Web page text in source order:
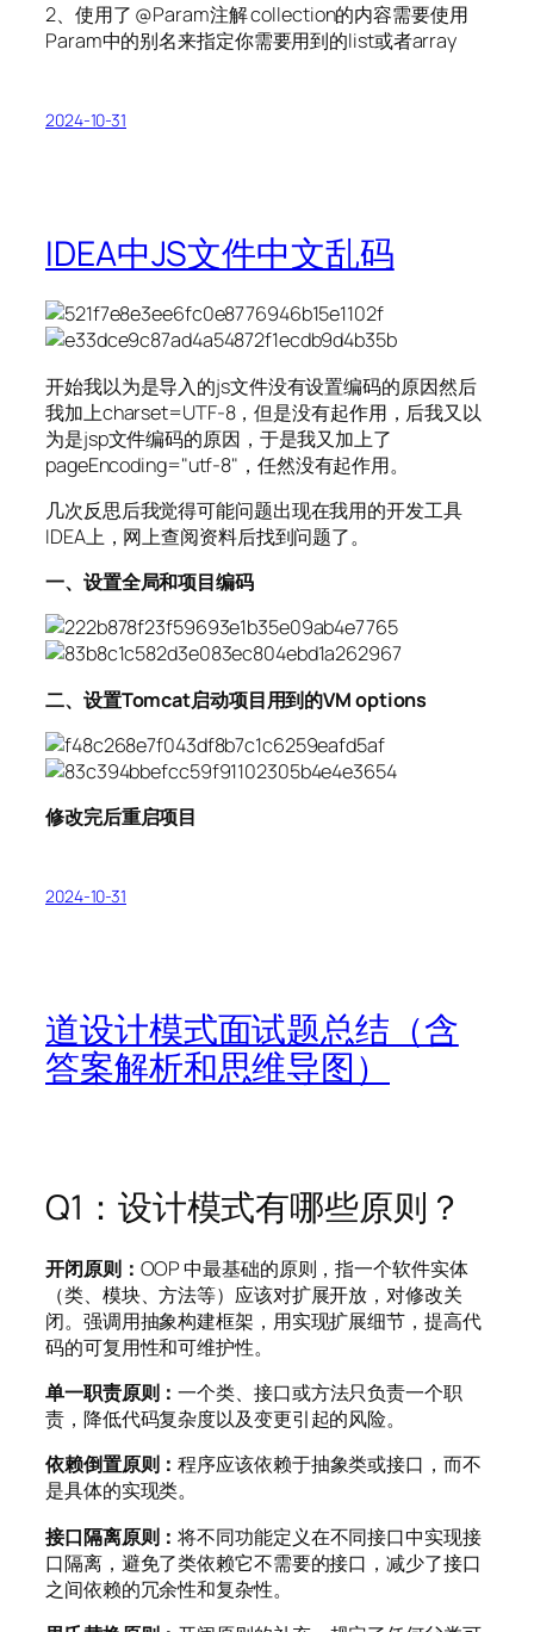
2、使用了 @Param注解 collection的内容需要使用
Param中的别名来指定你需要用到的list或者array
2024-10-31
IDEA中JS文件中文乱码
开始我以为是导入的js文件没有设置编码的原因然后
我加上charset=UTF-8，但是没有起作用，后我又以
为是jsp文件编码的原因，于是我又加上了
pageEncoding="utf-8"，任然没有起作用。
几次反思后我觉得可能问题出现在我用的开发工具
IDEA上，网上查阅资料后找到问题了。
一、设置全局和项目编码
二、设置Tomcat启动项目用到的VM options
修改完后重启项目
2024-10-31
道设计模式面试题总结（含
答案解析和思维导图）
Q1：设计模式有哪些原则？
开闭原则： OOP 中最基础的原则，指一个软件实体
（类、模块、方法等）应该对扩展开放，对修改关
闭。强调用抽象构建框架，用实现扩展细节，提高代
码的可复用性和可维护性。
单一职责原则：一个类、接口或方法只负责一个职
责，降低代码复杂度以及变更引起的风险。
依赖倒置原则：程序应该依赖于抽象类或接口，而不
是具体的实现类。
接口隔离原则：将不同功能定义在不同接口中实现接
口隔离，避免了类依赖它不需要的接口，减少了接口
之间依赖的冗余性和复杂性。